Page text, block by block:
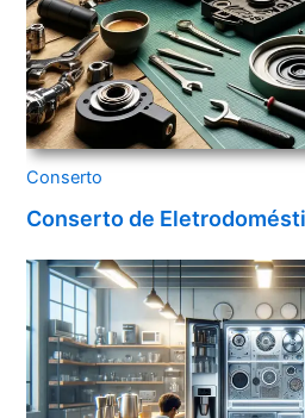
Conserto
Conserto de